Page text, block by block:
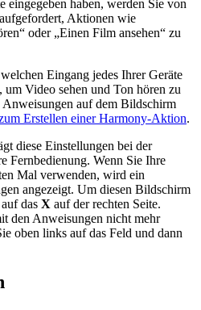
eingegeben haben, werden Sie von
Aktionen wie
oder „Einen Film ansehen“ zu
Eingang jedes Ihrer Geräte
um Video sehen und Ton hören zu
auf dem Bildschirm
Erstellen einer Harmony-Aktion.
diese Einstellungen bei der
Fernbedienung. Wenn Sie Ihre
Mal verwenden, wird ein
angezeigt. Um diesen Bildschirm
das X auf der rechten Seite.
den Anweisungen nicht mehr
oben links auf das Feld und dann